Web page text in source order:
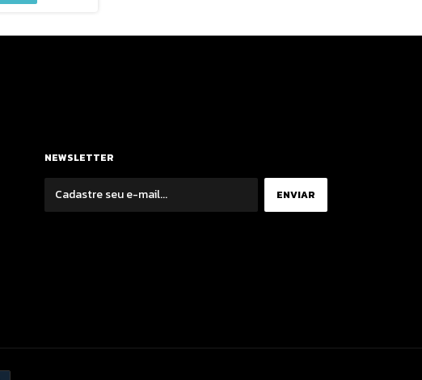
NEWSLETTER